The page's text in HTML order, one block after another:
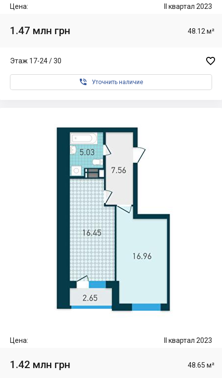
Цена: II квартал 2023
1.47 млн грн 48.12 м²
Этаж 17-24 / 30 
 Уточнить наличие
Цена: II квартал 2023
1.42 млн грн 48.65 м²